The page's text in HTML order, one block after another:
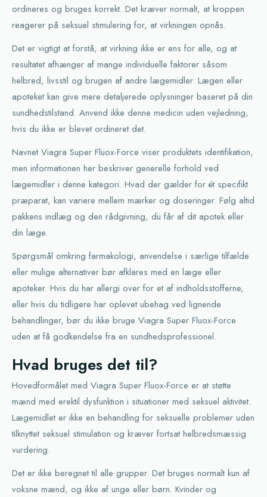
ordineres og bruges korrekt. Det kræver normalt, at kroppen
reagerer på seksuel stimulering for, at virkningen opnås.
Det er vigtigt at forstå, at virkning ikke er ens for alle, og at
resultatet afhænger af mange individuelle faktorer såsom
helbred, livsstil og brugen af andre lægemidler. Lægen eller
apoteket kan give mere detaljerede oplysninger baseret på din
sundhedstilstand. Anvend ikke denne medicin uden vejledning,
hvis du ikke er blevet ordineret det.
Navnet Viagra Super Fluox-Force viser produktets identifikation,
men informationen her beskriver generelle forhold ved
lægemidler i denne kategori. Hvad der gælder for ét specifikt
præparat, kan variere mellem mærker og doseringer. Følg altid
pakkens indlæg og den rådgivning, du får af dit apotek eller
din læge.
Spørgsmål omkring farmakologi, anvendelse i særlige tilfælde
eller mulige alternativer bør afklares med en læge eller
apoteker. Hvis du har allergi over for et af indholdsstofferne,
eller hvis du tidligere har oplevet ubehag ved lignende
behandlinger, bør du ikke bruge Viagra Super Fluox-Force
uden at få godkendelse fra en sundhedsprofessionel.
Hvad bruges det til?
Hovedformålet med Viagra Super Fluox-Force er at støtte
mænd med erektil dysfunktion i situationer med seksuel aktivitet.
Lægemidlet er ikke en behandling for seksuelle problemer uden
tilknyttet seksuel stimulation og kræver fortsat helbredsmæssig
vurdering.
Det er ikke beregnet til alle grupper. Det bruges normalt kun af
voksne mænd, og ikke af unge eller børn. Kvinder og